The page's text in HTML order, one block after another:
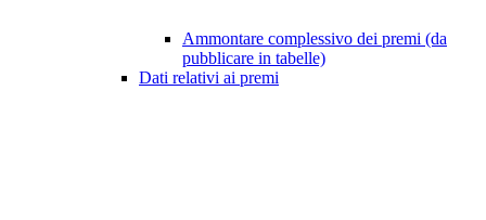
Ammontare complessivo dei premi (da
pubblicare in tabelle)
Dati relativi ai premi